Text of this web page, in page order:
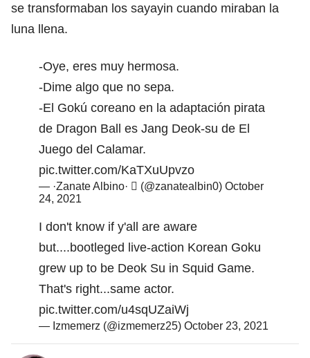
se transformaban los sayayin cuando miraban la
luna llena.
-Oye, eres muy hermosa.
-Dime algo que no sepa.
-El Gokú coreano en la adaptación pirata
de Dragon Ball es Jang Deok-su de El
Juego del Calamar.
pic.twitter.com/KaTXuUpvzo
— ·Zanate Albino·  (@zanatealbin0) October
24, 2021
I don't know if y'all are aware
but....bootleged live-action Korean Goku
grew up to be Deok Su in Squid Game.
That's right...same actor.
pic.twitter.com/u4sqUZaiWj
— Izmemerz (@izmemerz25) October 23, 2021